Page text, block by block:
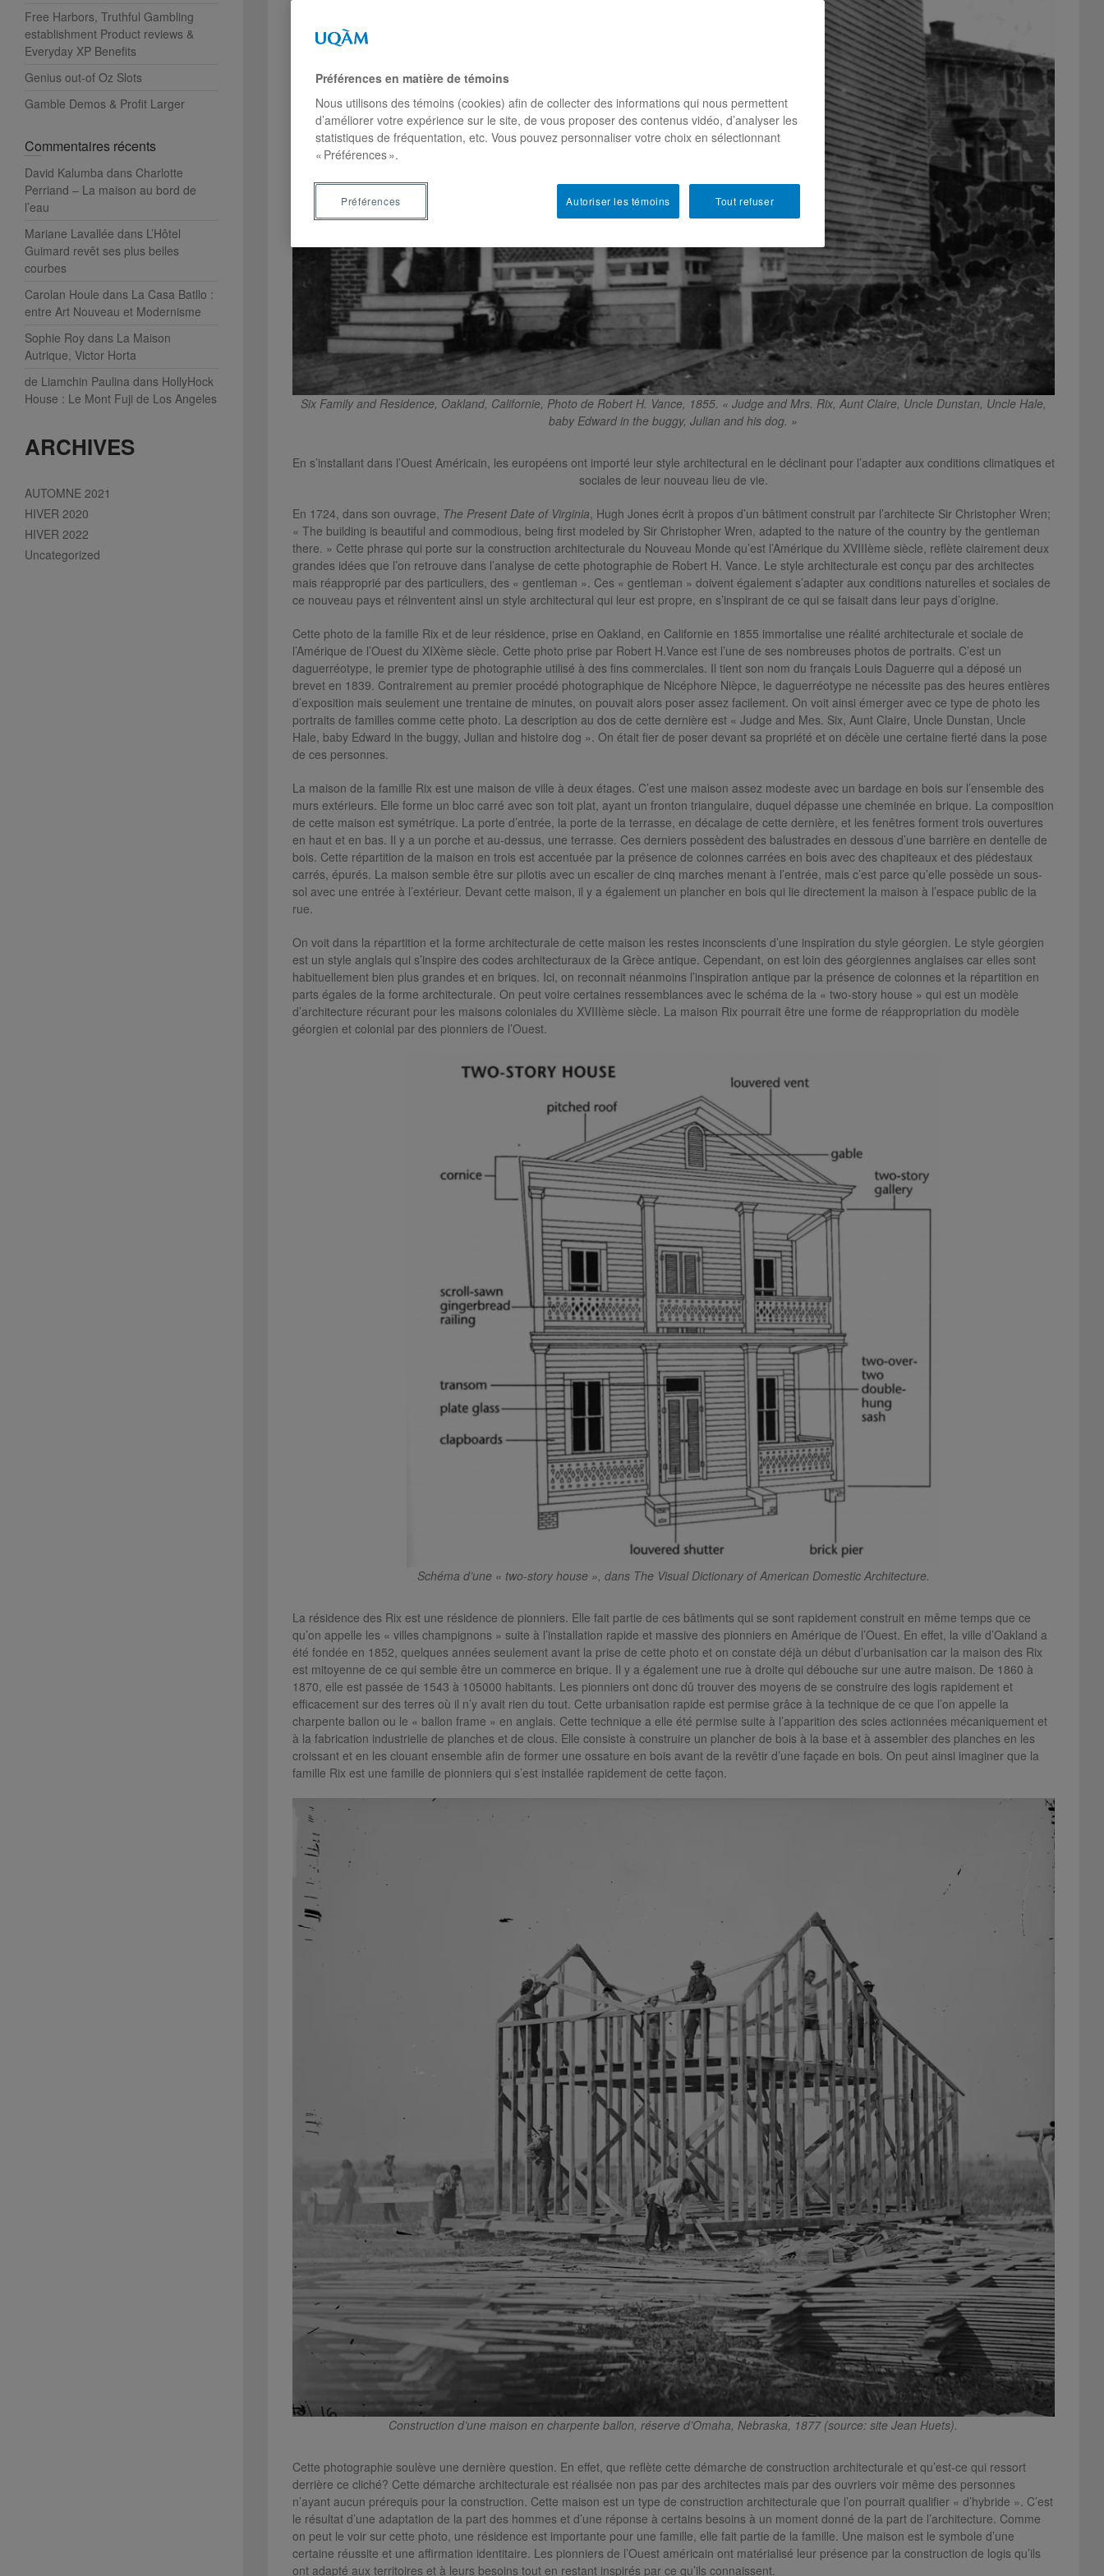
Six Family and Residence, Oakland, Californie, Photo de Robert H. Vance, 1855. « Judge and Mrs. Rix, Aunt Claire, Uncle Dunstan, Uncle Hale,
baby Edward in the buggy, Julian and his dog. »
En s’installant dans l’Ouest Américain, les européens ont importé leur style architectural en le déclinant pour l’adapter aux conditions climatiques et
sociales de leur nouveau lieu de vie.
En 1724, dans son ouvrage, The Present Date of Virginia, Hugh Jones écrit à propos d’un bâtiment construit par l’architecte Sir Christopher Wren;
« The building is beautiful and commodious, being first modeled by Sir Christopher Wren, adapted to the nature of the country by the gentleman
there. » Cette phrase qui porte sur la construction architecturale du Nouveau Monde qu’est l’Amérique du XVIIIème siècle, reflète clairement deux
grandes idées que l’on retrouve dans l’analyse de cette photographie de Robert H. Vance. Le style architecturale est conçu par des architectes
mais réapproprié par des particuliers, des « gentleman ». Ces « gentleman » doivent également s’adapter aux conditions naturelles et sociales de
ce nouveau pays et réinventent ainsi un style architectural qui leur est propre, en s’inspirant de ce qui se faisait dans leur pays d’origine.
Cette photo de la famille Rix et de leur résidence, prise en Oakland, en Californie en 1855 immortalise une réalité architecturale et sociale de
l’Amérique de l’Ouest du XIXème siècle. Cette photo prise par Robert H.Vance est l’une de ses nombreuses photos de portraits. C’est un
daguerréotype, le premier type de photographie utilisé à des fins commerciales. Il tient son nom du français Louis Daguerre qui a déposé un
brevet en 1839. Contrairement au premier procédé photographique de Nicéphore Nièpce, le daguerréotype ne nécessite pas des heures entières
d’exposition mais seulement une trentaine de minutes, on pouvait alors poser assez facilement. On voit ainsi émerger avec ce type de photo les
portraits de familles comme cette photo. La description au dos de cette dernière est « Judge and Mes. Six, Aunt Claire, Uncle Dunstan, Uncle
Hale, baby Edward in the buggy, Julian and histoire dog ». On était fier de poser devant sa propriété et on décèle une certaine fierté dans la pose
de ces personnes.
La maison de la famille Rix est une maison de ville à deux étages. C’est une maison assez modeste avec un bardage en bois sur l’ensemble des
murs extérieurs. Elle forme un bloc carré avec son toit plat, ayant un fronton triangulaire, duquel dépasse une cheminée en brique. La composition
de cette maison est symétrique. La porte d’entrée, la porte de la terrasse, en décalage de cette dernière, et les fenêtres forment trois ouvertures
en haut et en bas. Il y a un porche et au-dessus, une terrasse. Ces derniers possèdent des balustrades en dessous d’une barrière en dentelle de
bois. Cette répartition de la maison en trois est accentuée par la présence de colonnes carrées en bois avec des chapiteaux et des piédestaux
carrés, épurés. La maison semble être sur pilotis avec un escalier de cinq marches menant à l’entrée, mais c’est parce qu’elle possède un sous-
sol avec une entrée à l’extérieur. Devant cette maison, il y a également un plancher en bois qui lie directement la maison à l’espace public de la
rue.
On voit dans la répartition et la forme architecturale de cette maison les restes inconscients d’une inspiration du style géorgien. Le style géorgien
est un style anglais qui s’inspire des codes architecturaux de la Grèce antique. Cependant, on est loin des géorgiennes anglaises car elles sont
habituellement bien plus grandes et en briques. Ici, on reconnait néanmoins l’inspiration antique par la présence de colonnes et la répartition en
parts égales de la forme architecturale. On peut voire certaines ressemblances avec le schéma de la « two-story house » qui est un modèle
d’architecture récurant pour les maisons coloniales du XVIIIème siècle. La maison Rix pourrait être une forme de réappropriation du modèle
géorgien et colonial par des pionniers de l’Ouest.
Schéma d’une « two-story house », dans The Visual Dictionary of American Domestic Architecture.
La résidence des Rix est une résidence de pionniers. Elle fait partie de ces bâtiments qui se sont rapidement construit en même temps que ce
qu’on appelle les « villes champignons » suite à l’installation rapide et massive des pionniers en Amérique de l’Ouest. En effet, la ville d’Oakland a
été fondée en 1852, quelques années seulement avant la prise de cette photo et on constate déjà un début d’urbanisation car la maison des Rix
est mitoyenne de ce qui semble être un commerce en brique. Il y a également une rue à droite qui débouche sur une autre maison. De 1860 à
1870, elle est passée de 1543 à 105000 habitants. Les pionniers ont donc dû trouver des moyens de se construire des logis rapidement et
efficacement sur des terres où il n’y avait rien du tout. Cette urbanisation rapide est permise grâce à la technique de ce que l’on appelle la
charpente ballon ou le « ballon frame » en anglais. Cette technique a elle été permise suite à l’apparition des scies actionnées mécaniquement et
à la fabrication industrielle de planches et de clous. Elle consiste à construire un plancher de bois à la base et à assembler des planches en les
croissant et en les clouant ensemble afin de former une ossature en bois avant de la revêtir d’une façade en bois. On peut ainsi imaginer que la
famille Rix est une famille de pionniers qui s’est installée rapidement de cette façon.
Construction d’une maison en charpente ballon, réserve d’Omaha, Nebraska, 1877 (source: site Jean Huets).
Cette photographie soulève une dernière question. En effet, que reflète cette démarche de construction architecturale et qu’est-ce qui ressort
derrière ce cliché? Cette démarche architecturale est réalisée non pas par des architectes mais par des ouvriers voir même des personnes
n’ayant aucun prérequis pour la construction. Cette maison est un type de construction architecturale que l’on pourrait qualifier « d’hybride ». C’est
le résultat d’une adaptation de la part des hommes et d’une réponse à certains besoins à un moment donné de la part de l’architecture. Comme
on peut le voir sur cette photo, une résidence est importante pour une famille, elle fait partie de la famille. Une maison est le symbole d’une
certaine réussite et une affirmation identitaire. Les pionniers de l’Ouest américain ont matérialisé leur présence par la construction de logis qu’ils
ont adapté aux territoires et à leurs besoins tout en restant inspirés par ce qu’ils connaissent.
Free Harbors, Truthful Gambling
establishment Product reviews &
Everyday XP Benefits
Genius out-of Oz Slots
Gamble Demos & Profit Larger
Commentaires récents
David Kalumba dans Charlotte
Perriand – La maison au bord de
l’eau
Mariane Lavallée dans L’Hôtel
Guimard revêt ses plus belles
courbes
Carolan Houle dans La Casa Batllo :
entre Art Nouveau et Modernisme
Sophie Roy dans La Maison
Autrique, Victor Horta
de Liamchin Paulina dans HollyHock
House : Le Mont Fuji de Los Angeles
ARCHIVES
AUTOMNE 2021
HIVER 2020
HIVER 2022
Uncategorized
Préférences en matière de témoins
Nous utilisons des témoins (cookies) afin de collecter des informations qui nous permettent
d’améliorer votre expérience sur le site, de vous proposer des contenus vidéo, d’analyser les
statistiques de fréquentation, etc. Vous pouvez personnaliser votre choix en sélectionnant
« Préférences ».
Tout refuser
Autoriser les témoins
Préférences